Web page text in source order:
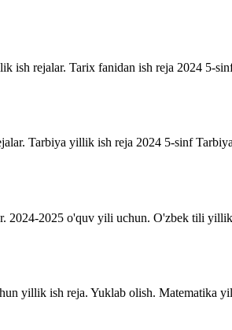
ish rejalar. Tarix fanidan ish reja 2024 5-
Tarbiya yillik ish reja 2024 5-sinf
2025 o'quv yili uchun. O'zbek tili
yillik ish reja. Yuklab olish.